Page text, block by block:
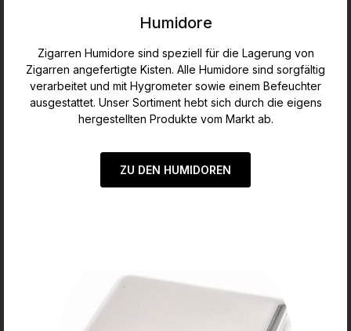
Humidore
Zigarren Humidore sind speziell für die Lagerung von
Zigarren angefertigte Kisten. Alle Humidore sind sorgfältig
verarbeitet und mit Hygrometer sowie einem Befeuchter
ausgestattet. Unser Sortiment hebt sich durch die eigens
hergestellten Produkte vom Markt ab.
ZU DEN HUMIDOREN